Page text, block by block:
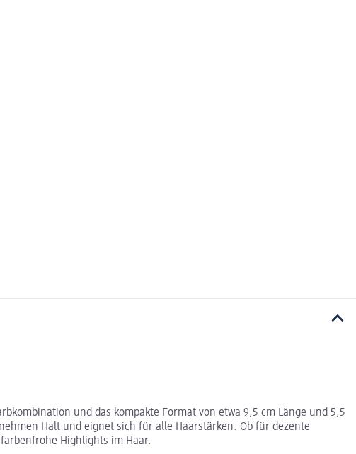
und das kompakte Format von etwa 9,5 cm Länge und 5,5
Halt und eignet sich für alle Haarstärken. Ob für dezente
Highlights im Haar.